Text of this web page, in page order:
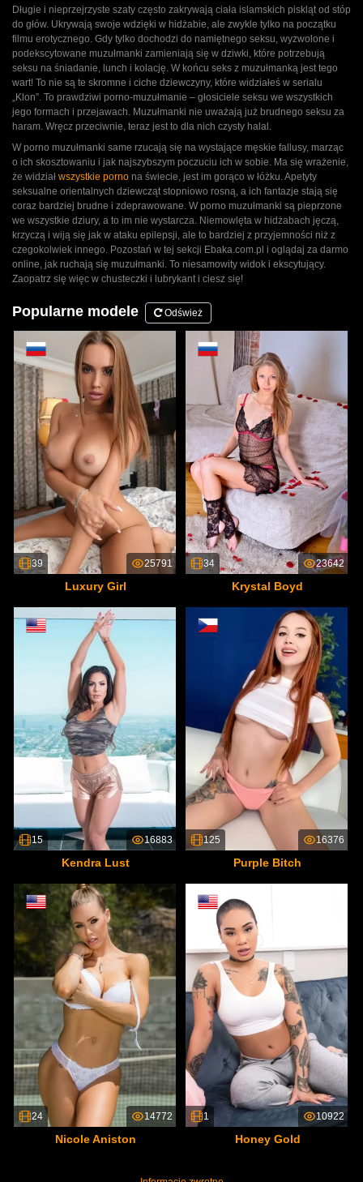
Długie i nieprzejrzyste szaty często zakrywają ciała islamskich piskląt od stóp
do głów. Ukrywają swoje wdzięki w hidżabie, ale zwykle tylko na początku
filmu erotycznego. Gdy tylko dochodzi do namiętnego seksu, wyzwolone i
podekscytowane muzułmanki zamieniają się w dziwki, które potrzebują
seksu na śniadanie, lunch i kolację. W końcu seks z muzułmanką jest tego
wart! To nie są te skromne i ciche dziewczyny, które widziałeś w serialu
„Klon”. To prawdziwi porno-muzułmanie – głosiciele seksu we wszystkich
jego formach i przejawach. Muzułmanki nie uważają już brudnego seksu za
haram. Wręcz przeciwnie, teraz jest to dla nich czysty halal.
W porno muzułmanki same rzucają się na wystające męskie fallusy, marząc
o ich skosztowaniu i jak najszybszym poczuciu ich w sobie. Ma się wrażenie,
że widział wszystkie porno na świecie, jest im gorąco w łóżku. Apetyty
seksualne orientalnych dziewcząt stopniowo rosną, a ich fantazje stają się
coraz bardziej brudne i zdeprawowane. W porno muzułmanki są pieprzone
we wszystkie dziury, a to im nie wystarcza. Niemowlęta w hidżabach jęczą,
krzyczą i wiją się jak w ataku epilepsji, ale to bardziej z przyjemności niż z
czegokolwiek innego. Pozostań w tej sekcji Ebaka.com.pl i oglądaj za darmo
online, jak ruchają się muzułmanki. To niesamowity widok i ekscytujący.
Zaopatrz się więc w chusteczki i lubrykant i ciesz się!
Popularne modele Odśwież
39 25791
Luxury Girl
34 23642
Krystal Boyd
15 16883
Kendra Lust
125 16376
Purple Bitch
24 14772
Nicole Aniston
1 10922
Honey Gold